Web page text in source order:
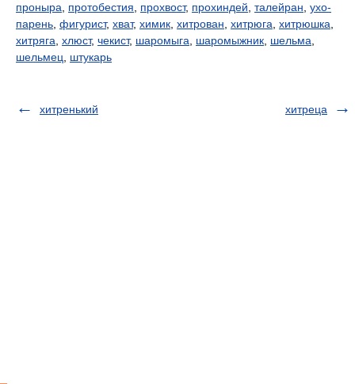
проныра
протобестия прохвост, прохиндей талейран ухо-
парень фигурист, хват, химик хитрован хитрюга хитрюшка
хитряга хлюст, чекист, шаромыга шаромыжник шельма
шельмец
штукарь
хитренький хитреца